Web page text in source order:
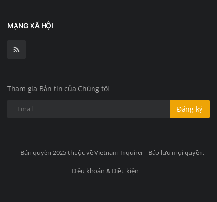
MẠNG XÃ HỘI
Tham gia Bản tin của Chúng tôi
Đăng ký
Bản quyền 2025 thuộc về Vietnam Inquirer - Bảo lưu mọi quyền.
Điều khoản & Điều kiện